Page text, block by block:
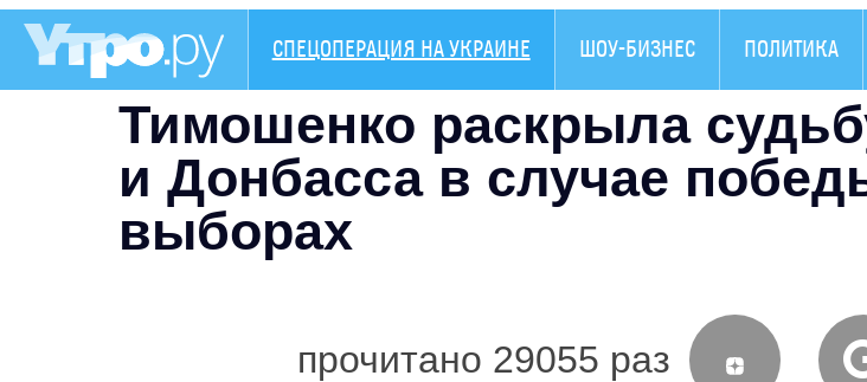
СПЕЦОПЕРАЦИЯ НА УКРАИНЕ ШОУ-БИЗНЕС ПОЛИТИКА
Тимошенко раскрыла
и Донбасса в случае
выборах
прочитано 29055 раз